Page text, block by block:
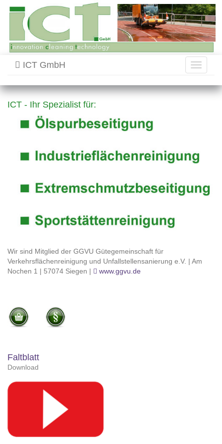
Toggle
ICT GmbH
ICT - Ihr Spezialist für:
Wir sind Mitglied der GGVU Gütegemeinschaft für
Verkehrsflächenreinigung und Unfallstellensanierung e.V. | Am
Nochen 1 | 57074 Siegen |
www.ggvu.de
Faltblatt
Download